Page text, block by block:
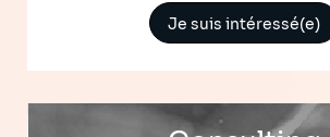
Je suis intéressé(e)